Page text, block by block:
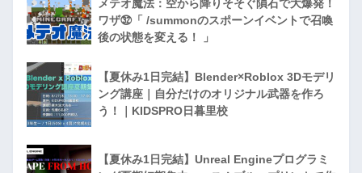
メテオ魔法：空から降りそそぐ隕石で大爆発！
ワザ㉜「 /summonのスポーンイベントで召喚
後の状態を変える！ 」
【夏休み1日完結】Blender×Roblox 3Dモデリ
ング講座｜自分だけのオリジナル武器を作ろ
う！｜KIDSPRO日暮里校
【夏休み1日完結】Unreal Engineプログラミ